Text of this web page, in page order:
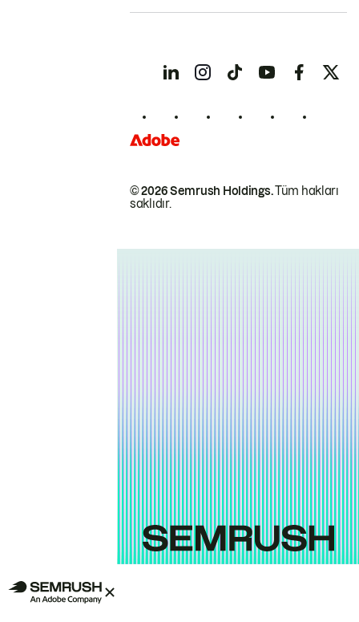
© 2026 Semrush Holdings.Tüm hakları
saklıdır.